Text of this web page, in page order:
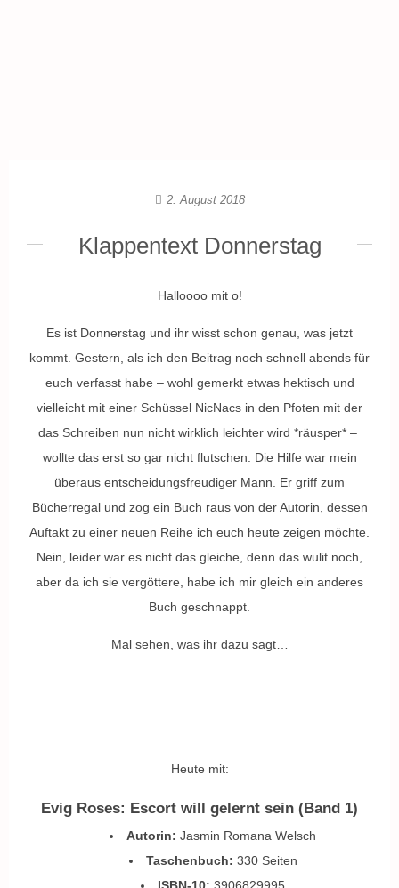
2. August 2018
Klappentext Donnerstag
Halloooo mit o!
Es ist Donnerstag und ihr wisst schon genau, was jetzt
kommt. Gestern, als ich den Beitrag noch schnell abends für
euch verfasst habe – wohl gemerkt etwas hektisch und
vielleicht mit einer Schüssel NicNacs in den Pfoten mit der
das Schreiben nun nicht wirklich leichter wird *räusper* –
wollte das erst so gar nicht flutschen. Die Hilfe war mein
überaus entscheidungsfreudiger Mann. Er griff zum
Bücherregal und zog ein Buch raus von der Autorin, dessen
Auftakt zu einer neuen Reihe ich euch heute zeigen möchte.
Nein, leider war es nicht das gleiche, denn das wulit noch,
aber da ich sie vergöttere, habe ich mir gleich ein anderes
Buch geschnappt.
Mal sehen, was ihr dazu sagt…
Heute mit:
Evig Roses: Escort will gelernt sein (Band 1)
Autorin: Jasmin Romana Welsch
Taschenbuch: 330 Seiten